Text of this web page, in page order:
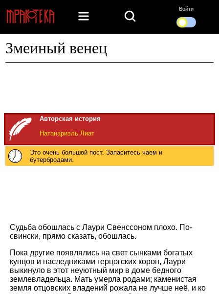
Войти
Змеиный венец
Авторская история
Натанариэль Лиат
Это очень большой пост. Запаситесь чаем и
бутербродами.
Судьба обошлась с Лаури Свенссоном плохо. По-
свински, прямо сказать, обошлась.
Пока другие появлялись на свет сынками богатых
купцов и наследниками герцогских корон, Лаури
выкинуло в этот неуютный мир в доме бедного
землевладельца. Мать умерла родами; каменистая
земля отцовских владений рожала не лучше неё, и ко